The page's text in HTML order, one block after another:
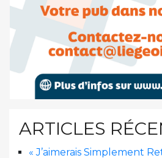
ARTICLES
« J’aimerais Simplement